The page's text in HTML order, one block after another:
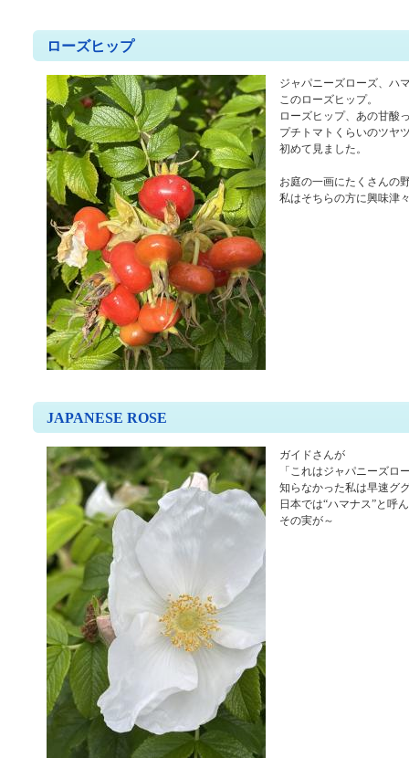
ローズヒップ
ジャパニーズローズ、ハ
このローズヒップ。
ローズヒップ、あの甘酸
プチトマトくらいのツヤ
初めて見ました。
お庭の一画にたくさんの
私はそちらの方に興味津
JAPANESE ROSE
ガイドさんが
「これはジャパニーズロ
知らなかった私は早速グ
日本では“ハマナス”と呼
その実が～